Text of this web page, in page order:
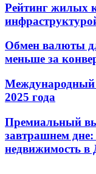
Рейтинг жилых
Обмен валюты
меньше за
Международный
2025 года
Премиальный
завтрашнем
недвижимость в